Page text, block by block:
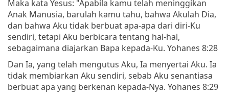
Maka kata Yesus: "Apabila kamu telah meninggikan
Anak Manusia, barulah kamu tahu, bahwa Akulah Dia,
dan bahwa Aku tidak berbuat apa-apa dari diri-Ku
sendiri, tetapi Aku berbicara tentang hal-hal,
sebagaimana diajarkan Bapa kepada-Ku. Yohanes 8:28
Dan Ia, yang telah mengutus Aku, Ia menyertai Aku. Ia
tidak membiarkan Aku sendiri, sebab Aku senantiasa
berbuat apa yang berkenan kepada-Nya. Yohanes 8:29